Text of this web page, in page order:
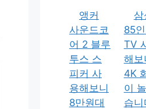
앵커
사운드코
어 2 블루
투스 스
피커 사
용해보니
8만원대
삼
85
TV
해보
4K
이
습니